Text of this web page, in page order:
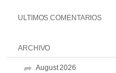
ULTIMOS COMENTARIOS
ARCHIVO
August 2026